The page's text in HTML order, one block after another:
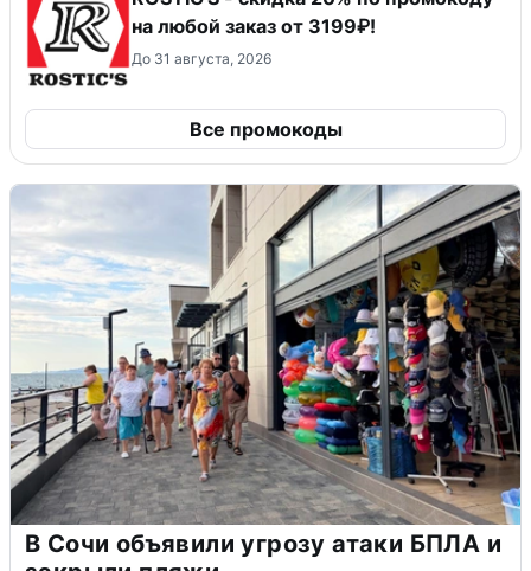
на любой заказ от 3199₽!
До 31 августа, 2026
Все промокоды
В Сочи объявили угрозу атаки БПЛА и